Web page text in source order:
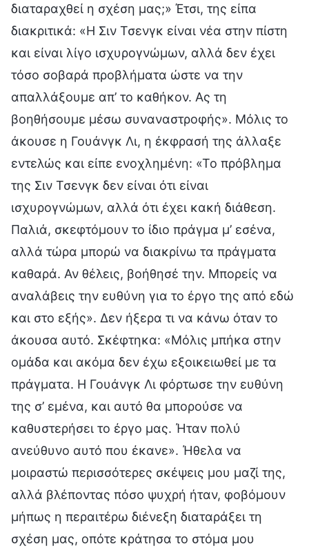
διαταραχθεί η σχέση μας;» Έτσι, της είπα
διακριτικά: «Η Σιν Τσενγκ είναι νέα στην πίστη
και είναι λίγο ισχυρογνώμων, αλλά δεν έχει
τόσο σοβαρά προβλήματα ώστε να την
απαλλάξουμε απ’ το καθήκον. Ας τη
βοηθήσουμε μέσω συναναστροφής». Μόλις το
άκουσε η Γουάνγκ Λι, η έκφρασή της άλλαξε
εντελώς και είπε ενοχλημένη: «Το πρόβλημα
της Σιν Τσενγκ δεν είναι ότι είναι
ισχυρογνώμων, αλλά ότι έχει κακή διάθεση.
Παλιά, σκεφτόμουν το ίδιο πράγμα μ’ εσένα,
αλλά τώρα μπορώ να διακρίνω τα πράγματα
καθαρά. Αν θέλεις, βοήθησέ την. Μπορείς να
αναλάβεις την ευθύνη για το έργο της από εδώ
και στο εξής». Δεν ήξερα τι να κάνω όταν το
άκουσα αυτό. Σκέφτηκα: «Μόλις μπήκα στην
ομάδα και ακόμα δεν έχω εξοικειωθεί με τα
πράγματα. Η Γουάνγκ Λι φόρτωσε την ευθύνη
της σ’ εμένα, και αυτό θα μπορούσε να
καθυστερήσει το έργο μας. Ήταν πολύ
ανεύθυνο αυτό που έκανε». Ήθελα να
μοιραστώ περισσότερες σκέψεις μου μαζί της,
αλλά βλέποντας πόσο ψυχρή ήταν, φοβόμουν
μήπως η περαιτέρω διένεξη διαταράξει τη
σχέση μας, οπότε κράτησα το στόμα μου